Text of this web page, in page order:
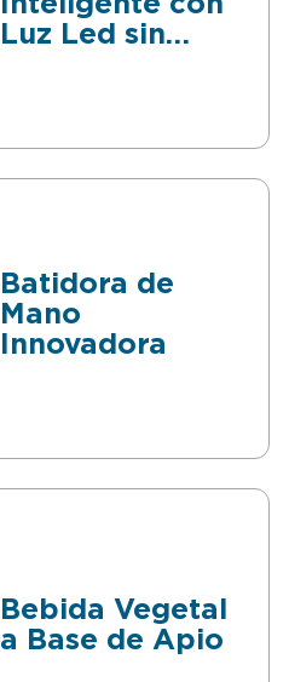
Luz Led sin
Batidora de
Mano
Innovadora
Bebida Vegetal
a Base de Apio